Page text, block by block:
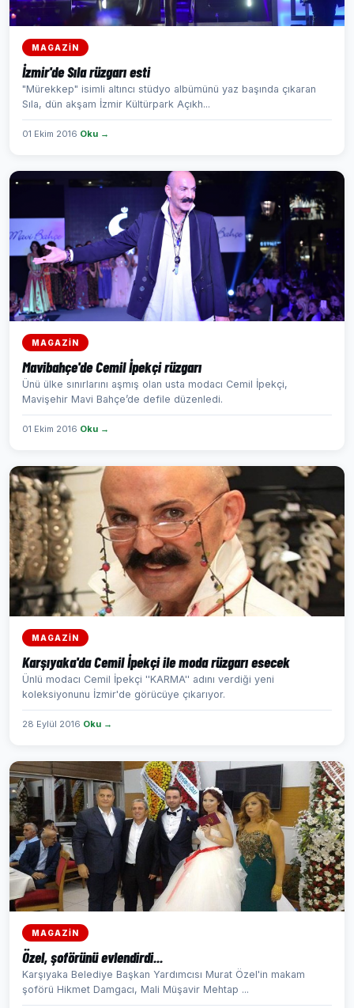
MAGAZİN
İzmir'de Sıla rüzgarı esti
"Mürekkep" isimli altıncı stüdyo albümünü yaz başında çıkaran
Sıla, dün akşam İzmir Kültürpark Açıkh...
01 Ekim 2016 Oku →
MAGAZİN
Mavibahçe'de Cemil İpekçi rüzgarı
Ünü ülke sınırlarını aşmış olan usta modacı Cemil İpekçi,
Mavişehir Mavi Bahçe’de defile düzenledi.
01 Ekim 2016 Oku →
MAGAZİN
Karşıyaka'da Cemil İpekçi ile moda rüzgarı esecek
Ünlü modacı Cemil İpekçi ''KARMA'' adını verdiği yeni
koleksiyonunu İzmir'de görücüye çıkarıyor.
28 Eylül 2016 Oku →
MAGAZİN
Özel, şoförünü evlendirdi...
Karşıyaka Belediye Başkan Yardımcısı Murat Özel'in makam
şoförü Hikmet Damgacı, Mali Müşavir Mehtap ...